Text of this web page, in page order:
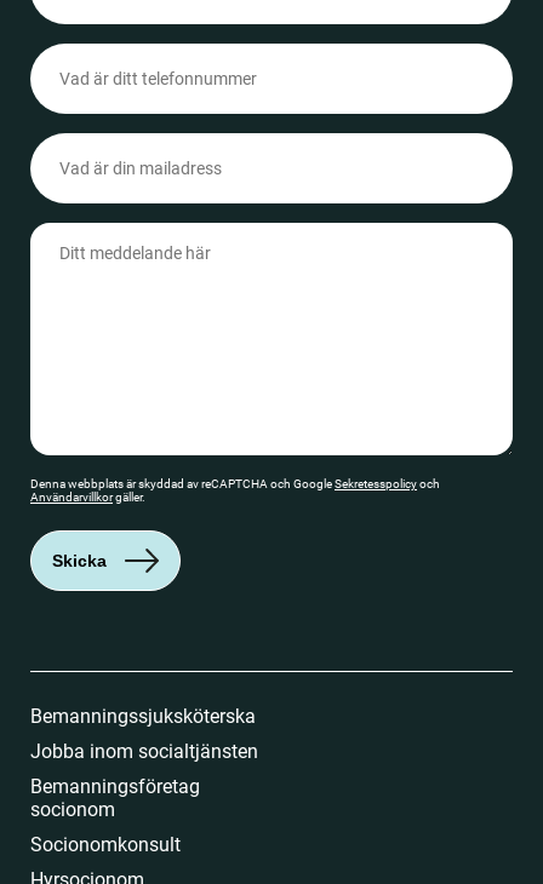
Telefonnummer
(Obligatoriskt)
Epost
(Obligatoriskt)
Meddelande
(Obligatoriskt)
Denna webbplats är skyddad av reCAPTCHA och GoogleSekretesspolicyoch
Användarvillkorgäller.
Skicka
Bemanningssjuksköterska
Jobba inom socialtjänsten
Bemanningsföretag
socionom
Socionomkonsult